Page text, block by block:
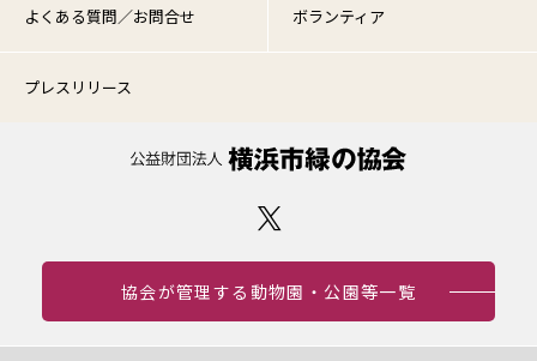
よくある質問／お問合せ ボランティア
プレスリリース
協会が管理する動物園・公園等一覧